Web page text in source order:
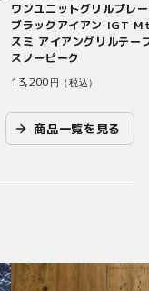
ワンユニットグリルプレ
ブラックアイアン IGT
スミ アイアングリルテ
スノーピーク
13,200 円（税込）
商品一覧を見る